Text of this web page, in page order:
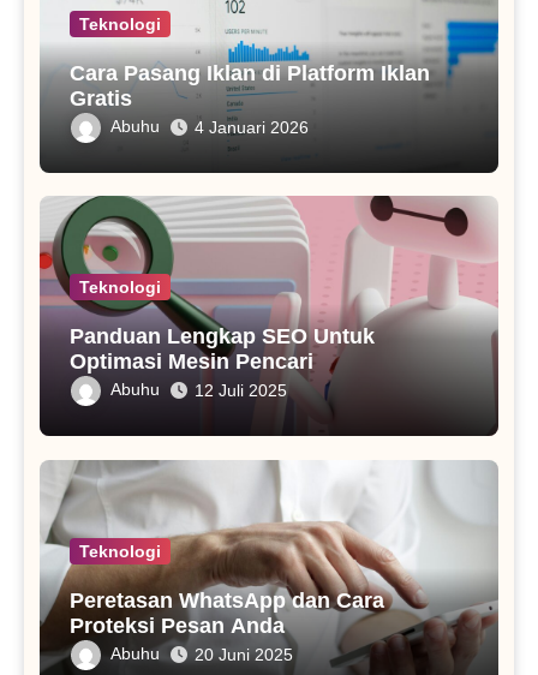
Teknologi
Cara Pasang Iklan di Platform Iklan
Gratis
Abuhu 4 Januari 2026
Teknologi
Panduan Lengkap SEO Untuk
Optimasi Mesin Pencari
Abuhu 12 Juli 2025
Teknologi
Peretasan WhatsApp dan Cara
Proteksi Pesan Anda
Abuhu 20 Juni 2025